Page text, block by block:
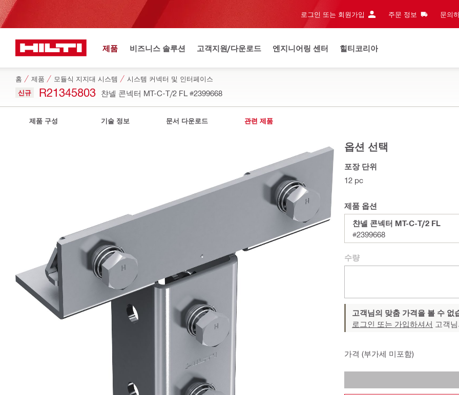
로그인 또는 회원가입 주문 정보 문의
제품 비즈니스 솔루션 고객지원/다운로드 엔지니어링 센터 힐티코리아
홈 제품 모듈식 지지대 시스템 시스템 커넥터 및 인터페이스
신규 R21345803 챤넬 콘넥터 MT-C-T/2 FL #2399668
제품 구성 기술 정보 문서 다운로드 관련 제품
옵션 선택
포장 단위
12 pc
제품 옵션
챤넬 콘넥터 MT-C-T/2 FL
#2399668
수량
고객님의 맞춤 가격을 볼 수 없
로그인 또는 가입하셔서 고객
가격 (부가세 미포함)